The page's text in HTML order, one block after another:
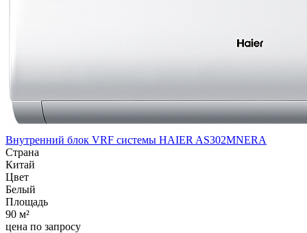
Внутренний блок VRF системы HAIER AS302MNERA
Страна
Китай
Цвет
Белый
Площадь
90 м²
цена по запросу